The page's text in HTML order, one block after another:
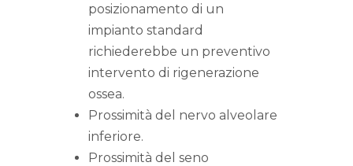
posizionamento di un
impianto standard
richiederebbe un preventivo
intervento di rigenerazione
ossea.
Prossimità del nervo alveolare
inferiore.
Prossimità del seno